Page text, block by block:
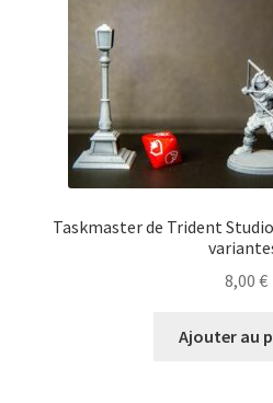
Taskmaster de Trident
8,00 €
Ajouter au